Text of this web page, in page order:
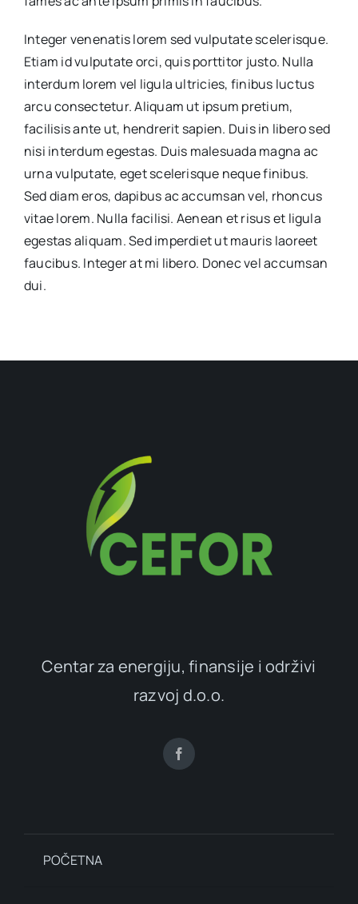
Integer venenatis lorem sed vulputate scelerisque.
Etiam id vulputate orci, quis porttitor justo. Nulla
interdum lorem vel ligula ultricies, finibus luctus
arcu consectetur. Aliquam ut ipsum pretium,
facilisis ante ut, hendrerit sapien. Duis in libero sed
nisi interdum egestas. Duis malesuada magna ac
urna vulputate, eget scelerisque neque finibus.
Sed diam eros, dapibus ac accumsan vel, rhoncus
vitae lorem. Nulla facilisi. Aenean et risus et ligula
egestas aliquam. Sed imperdiet ut mauris laoreet
faucibus. Integer at mi libero. Donec vel accumsan
dui.
Centar za energiju, finansije i održivi
razvoj d.o.o.
POČETNA